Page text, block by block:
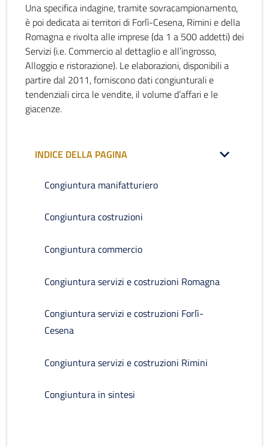
Una specifica indagine, tramite sovracampionamento,
è poi dedicata ai territori di Forlì-Cesena, Rimini e della
Romagna e rivolta alle imprese (da 1 a 500 addetti) dei
Servizi (i.e. Commercio al dettaglio e all’ingrosso,
Alloggio e ristorazione). Le elaborazioni, disponibili a
partire dal 2011, forniscono dati congiunturali e
tendenziali circa le vendite, il volume d’affari e le
giacenze.
INDICE DELLA PAGINA
Congiuntura manifatturiero
Congiuntura costruzioni
Congiuntura commercio
Congiuntura servizi e costruzioni Romagna
Congiuntura servizi e costruzioni Forlì-
Cesena
Congiuntura servizi e costruzioni Rimini
Congiuntura in sintesi